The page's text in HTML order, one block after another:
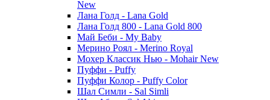
New
Лана Голд - Lana Gold
Лана Голд 800 - Lana Gold 800
Май Беби - My Baby
Мерино Роял - Merino Royal
Мохер Классик Нью - Mohair New
Пуффи - Puffy
Пуффи Колор - Puffy Color
Шал Симли - Sal Simli